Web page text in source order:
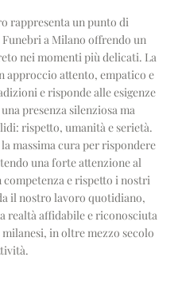
rappresenta un punto di
a Milano offrendo un
nei momenti più delicati. La
approccio attento, empatico e
e risponde alle esigenze
presenza silenziosa ma
rispetto, umanità e serietà.
massima cura per rispondere
una forte attenzione al
e rispetto i nostri
il nostro lavoro quotidiano,
realtà affidabile e riconosciuta
in oltre mezzo secolo